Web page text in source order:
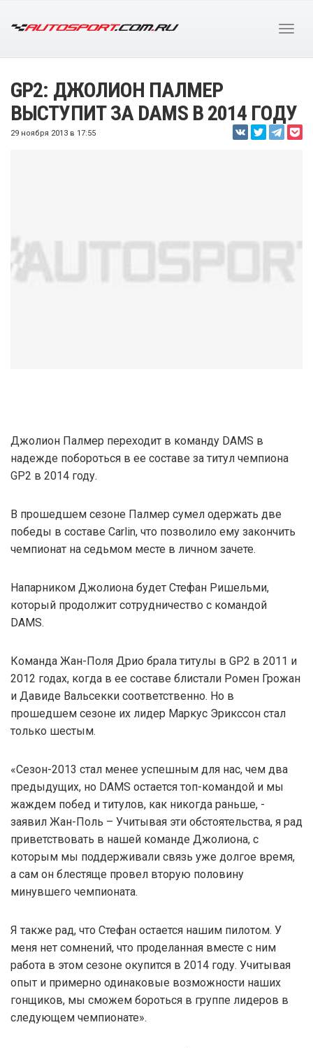
GP2: ДЖОЛИОН ПАЛМЕР
ВЫСТУПИТ ЗА DAMS В 2014 ГОДУ
29 ноября 2013 в 17:55
Джолион Палмер переходит в команду DAMS в
надежде побороться в ее составе за титул чемпиона
GP2 в 2014 году.
В прошедшем сезоне Палмер сумел одержать две
победы в составе Carlin, что позволило ему закончить
чемпионат на седьмом месте в личном зачете.
Напарником Джолиона будет Стефан Ришельми,
который продолжит сотрудничество с командой
DAMS.
Команда Жан-Поля Дрио брала титулы в GP2 в 2011 и
2012 годах, когда в ее составе блистали Ромен Грожан
и Давиде Вальсекки соответственно. Но в
прошедшем сезоне их лидер Маркус Эрикссон стал
только шестым.
«Сезон-2013 стал менее успешным для нас, чем два
предыдущих, но DAMS остается топ-командой и мы
жаждем побед и титулов, как никогда раньше, -
заявил Жан-Поль – Учитывая эти обстоятельства, я рад
приветствовать в нашей команде Джолиона, с
которым мы поддерживали связь уже долгое время,
а сам он блестяще провел вторую половину
минувшего чемпионата.
Я также рад, что Стефан остается нашим пилотом. У
меня нет сомнений, что проделанная вместе с ним
работа в этом сезоне окупится в 2014 году. Учитывая
опыт и примерно одинаковые возможности наших
гонщиков, мы сможем бороться в группе лидеров в
следующем чемпионате».